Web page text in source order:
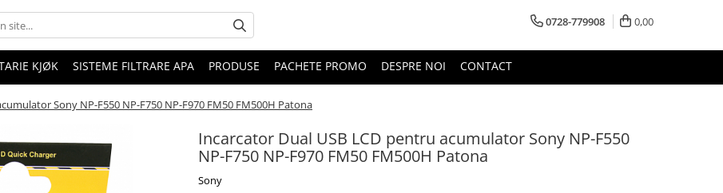
0728-779908 0,00
KJØK SISTEME FILTRARE APA PRODUSE PACHETE PROMO DESPRE NOI CONTACT
Sony NP-F550 NP-F750 NP-F970 FM50 FM500H Patona
Incarcator Dual USB LCD pentru acumulator Sony NP-F550
NP-F750 NP-F970 FM50 FM500H Patona
Sony